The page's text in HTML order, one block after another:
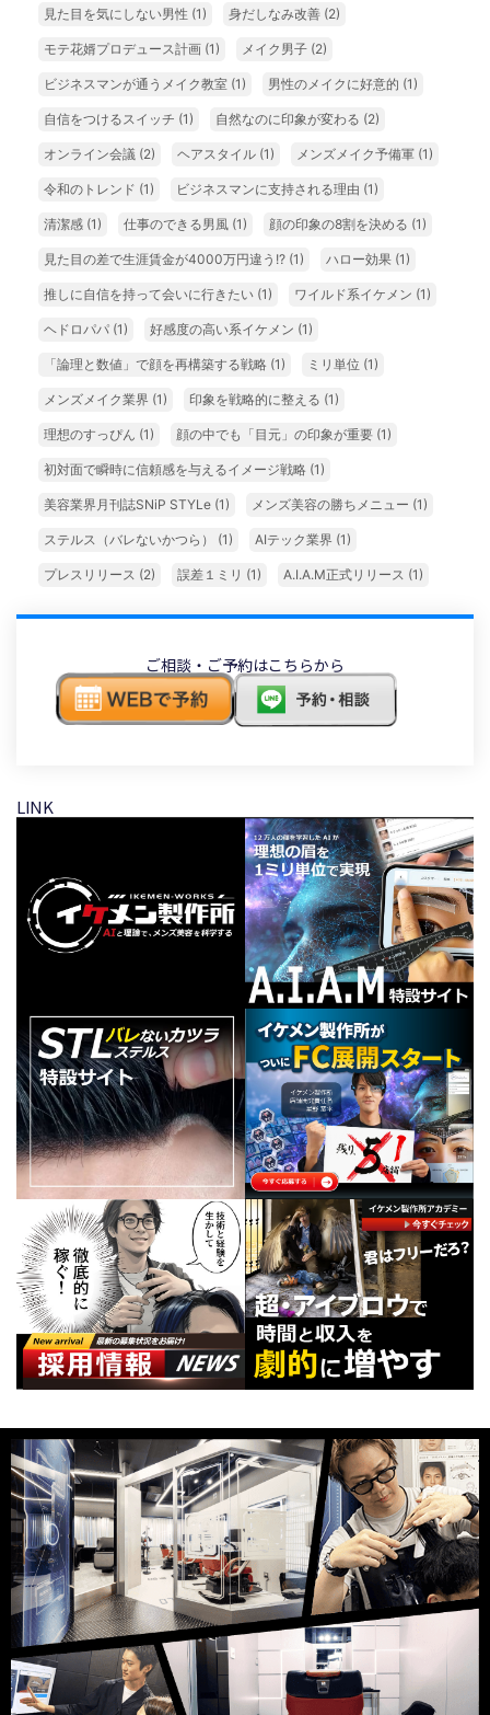
見た目を気にしない男性 (1) 身だしなみ改善 (2)
モテ花婿プロデュース計画 (1) メイク男子 (2)
ビジネスマンが通うメイク教室 (1) 男性のメイクに好意的 (1)
自信をつけるスイッチ (1) 自然なのに印象が変わる (2)
オンライン会議 (2) ヘアスタイル (1) メンズメイク予備軍 (1)
令和のトレンド (1) ビジネスマンに支持される理由 (1)
清潔感 (1) 仕事のできる男風 (1) 顔の印象の8割を決める (1)
見た目の差で生涯賃金が4000万円違う!? (1) ハロー効果 (1)
推しに自信を持って会いに行きたい (1) ワイルド系イケメン (1)
ヘドロパパ (1) 好感度の高い系イケメン (1)
「論理と数値」で顔を再構築する戦略 (1) ミリ単位 (1)
メンズメイク業界 (1) 印象を戦略的に整える (1)
理想のすっぴん (1) 顔の中でも「目元」の印象が重要 (1)
初対面で瞬時に信頼感を与えるイメージ戦略 (1)
美容業界月刊誌SNiP STYLe (1) メンズ美容の勝ちメニュー (1)
ステルス（バレないかつら） (1) AIテック業界 (1)
プレスリリース (2) 誤差１ミリ (1) A.I.A.M正式リリース (1)
ご相談・ご予約はこちらから
LINK